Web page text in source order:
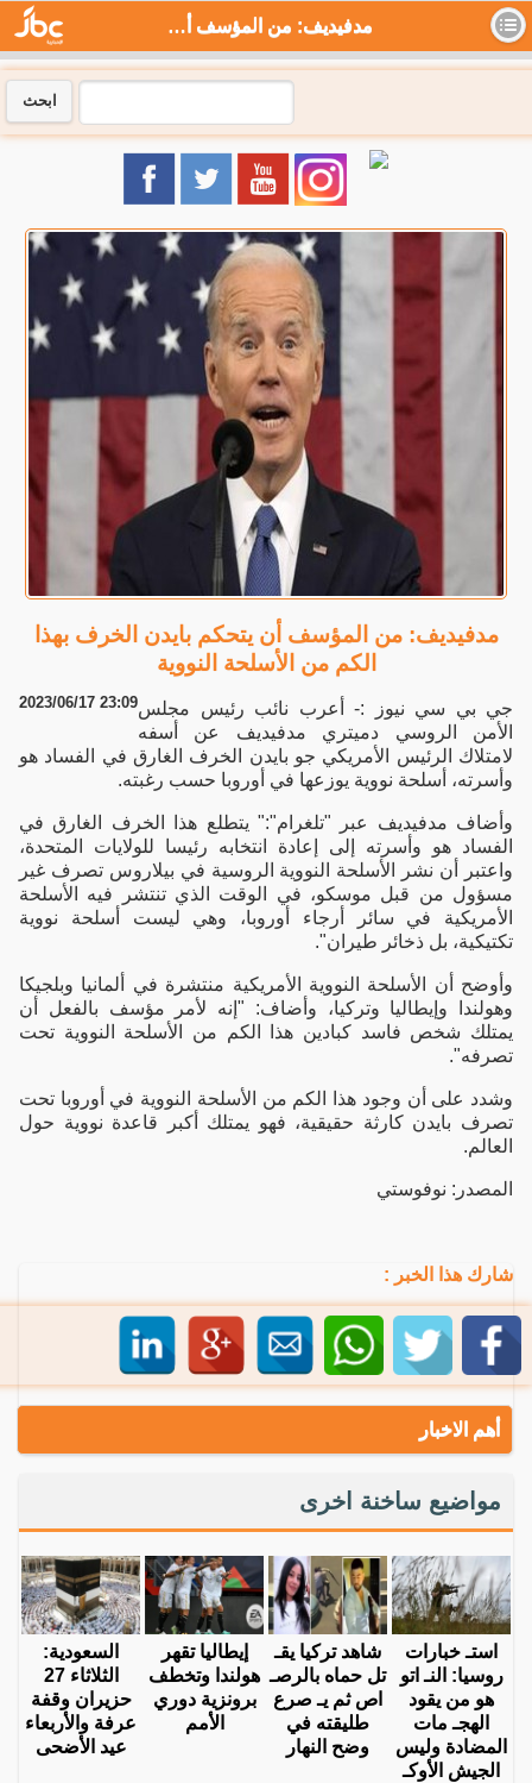
مدفيديف: من المؤسف أن يتحكم بايدن الخرف بهذا الكم من الأسلحة النووية - جي بي سي نيوز
ابحث
مدفيديف: من المؤسف أن يتحكم بايدن الخرف بهذا
الكم من الأسلحة النووية
2023/06/17 23:09جي بي سي نيوز :- أعرب نائب رئيس مجلس
الأمن الروسي دميتري مدفيديف عن أسفه
لامتلاك الرئيس الأمريكي جو بايدن الخرف الغارق في الفساد هو
وأسرته، أسلحة نووية يوزعها في أوروبا حسب رغبته.
وأضاف مدفيديف عبر "تلغرام":" يتطلع هذا الخرف الغارق في
الفساد هو وأسرته إلى إعادة انتخابه رئيسا للولايات المتحدة،
واعتبر أن نشر الأسلحة النووية الروسية في بيلاروس تصرف غير
مسؤول من قبل موسكو، في الوقت الذي تنتشر فيه الأسلحة
الأمريكية في سائر أرجاء أوروبا، وهي ليست أسلحة نووية
تكتيكية، بل ذخائر طيران".
وأوضح أن الأسلحة النووية الأمريكية منتشرة في ألمانيا وبلجيكا
وهولندا وإيطاليا وتركيا، وأضاف: "إنه لأمر مؤسف بالفعل أن
يمتلك شخص فاسد كبادين هذا الكم من الأسلحة النووية تحت
تصرفه".
وشدد على أن وجود هذا الكم من الأسلحة النووية في أوروبا تحت
تصرف بايدن كارثة حقيقية، فهو يمتلك أكبر قاعدة نووية حول
العالم.
المصدر: نوفوستي
شارك هذا الخبر :
أهم الاخبار
مواضيع ساخنة اخرى
استـ خبارات
روسيا: النـ اتو
هو من يقود
الهجـ مات
المضادة وليس
الجيش الأوكـ
شاهد تركيا يقـ
تل حماه بالرصـ
اص ثم يـ صرع
طليقته في
وضح النهار
إيطاليا تقهر
هولندا وتخطف
برونزية دوري
الأمم
السعودية:
الثلاثاء 27
حزيران وقفة
عرفة والأربعاء
عيد الأضحى